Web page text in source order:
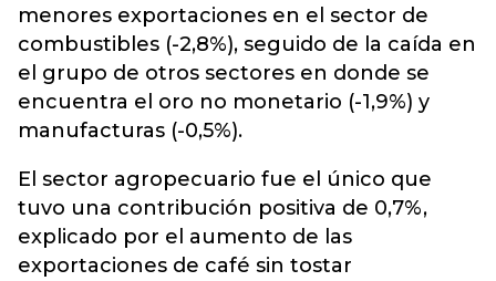
menores exportaciones en el sector de
combustibles (-2,8%), seguido de la caída en
el grupo de otros sectores en donde se
encuentra el oro no monetario (-1,9%) y
manufacturas (-0,5%).
El sector agropecuario fue el único que
tuvo una contribución positiva de 0,7%,
explicado por el aumento de las
exportaciones de café sin tostar